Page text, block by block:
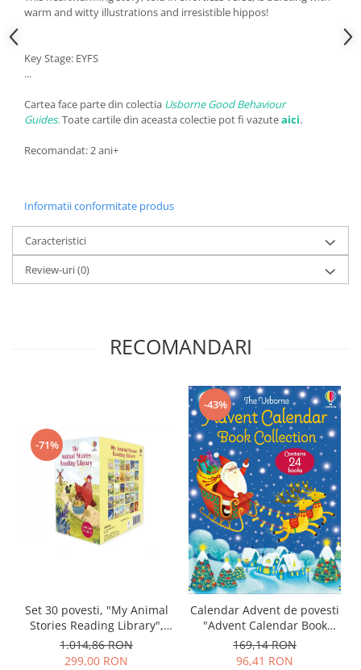
warm and witty illustrations and irresistible hippos!
Key Stage: EYFS
...
Cartea face parte din colectia Usborne Good Behaviour
Guides.Toate cartile din aceasta colectie pot fi vazuteaici.
Recomandat: 2 ani+
Informatii conformitate produs
Caracteristici
Review-uri(0)
RECOMANDARI
-71%
Set 30 povesti, "My Animal
Stories Reading Library",
Usborne
1.014,86 RON
299,00 RON
-43%
Calendar Advent de povesti
"Advent Calendar Book
Collection 2", set albastru,
Usborne
169,14 RON
96,41 RON